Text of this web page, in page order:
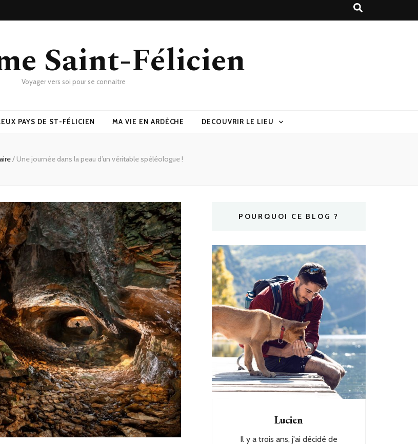
Saint-Félicien
Voyager vers soi pour se connaitre
PAYS DE ST-FÉLICIEN MA VIE EN ARDÈCHE DECOUVRIR LE LIEU
/ Une journée dans la peau d’un véritable spéléologue !
POURQUOI CE BLOG ?
Lucien
Il y a trois ans, j'ai décidé de